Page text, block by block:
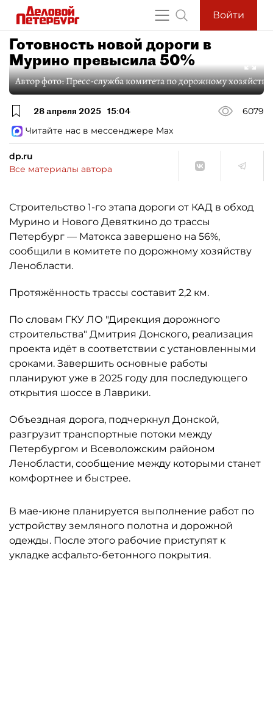
Войти
Готовность новой дороги в
Мурино превысила 50%
Автор фото:Пресс-служба комитета по дорожному
28 апреля 2025 15:04
6079
Читайте нас в мессенджере Max
dp.ru
Все материалы автора
Строительство 1-го этапа дороги от КАД в обход
Мурино и Нового Девяткино до трассы
Петербург — Матокса завершено на 56%,
сообщили в комитете по дорожному хозяйству
Ленобласти.
Протяжённость трассы составит 2,2 км.
По словам ГКУ ЛО "Дирекция дорожного
строительства" Дмитрия Донского, реализация
проекта идёт в соответствии с установленными
сроками. Завершить основные работы
планируют уже в 2025 году для последующего
открытия шоссе в Лаврики.
Объездная дорога, подчеркнул Донской,
разгрузит транспортные потоки между
Петербургом и Всеволожским районом
Ленобласти, сообщение между которыми станет
комфортнее и быстрее.
В мае-июне планируется выполнение работ по
устройству земляного полотна и дорожной
одежды. После этого рабочие приступят к
укладке асфальто-бетонного покрытия.